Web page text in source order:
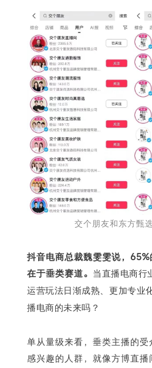
交个朋友和东方甄
抖音电商总裁魏雯雯说，
在于垂类赛道。 当直播电商行
运营玩法日渐成熟、更加专业
播电商的未来吗？
单从量级来看，垂类主播的
感兴趣的人群，就像方博直